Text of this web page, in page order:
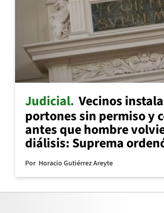
Judicial Vecinos
portones sin permiso y
antes que hombre
diálisis: Suprema
Por Horacio Gutiérrez Areyte